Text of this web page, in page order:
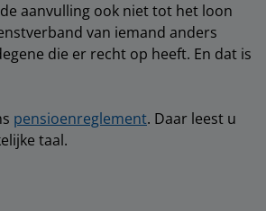
aanvulling ook niet tot het loon
van iemand anders
die er recht op heeft. En dat is
pensioenreglement. Daar leest u
taal.